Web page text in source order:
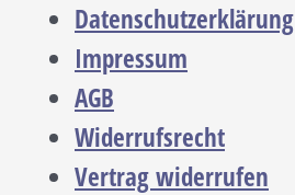
Datenschutzerklärung
Impressum
AGB
Widerrufsrecht
Vertrag widerrufen